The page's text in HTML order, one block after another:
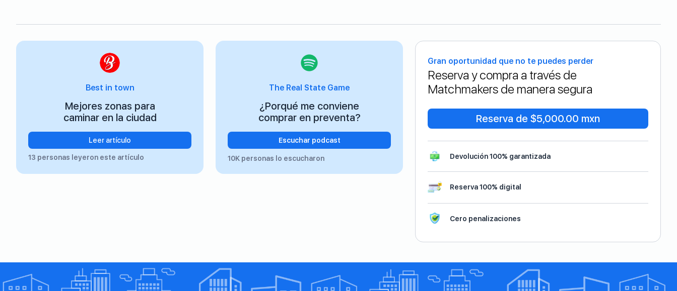
Best in town
Mejores zonas para
caminar en la ciudad
Leer artículo
13 personas leyeron este artículo
The Real State Game
¿Porqué me conviene
comprar en preventa?
Escuchar podcast
10K personas lo escucharon
Gran oportunidad que no te puedes perder
Reserva y compra a través de
Matchmakers de manera segura
Reserva de $5,000.00 mxn
Devolución 100% garantizada
Reserva 100% digital
Cero penalizaciones